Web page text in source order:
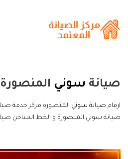
صيانة سوني المنصورة
ارقام صيانة سوني المنصورة مركز خدمة
صيانة سوني المنصورة و الخط الساخن